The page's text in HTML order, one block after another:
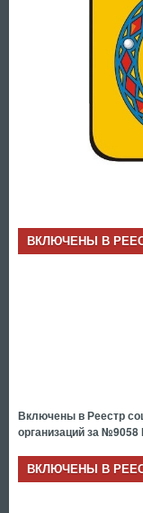
ВКЛЮЧЕНЫ В
Включены в Реестр
организаций за №9058
ВКЛЮЧЕНЫ В